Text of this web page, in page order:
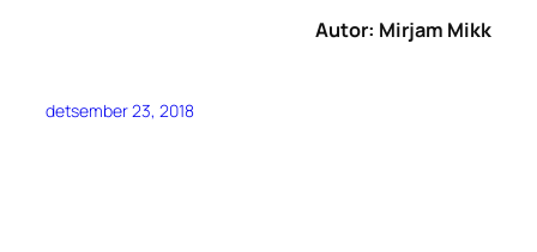
Autor: Mirjam Mikk
detsember 23, 2018